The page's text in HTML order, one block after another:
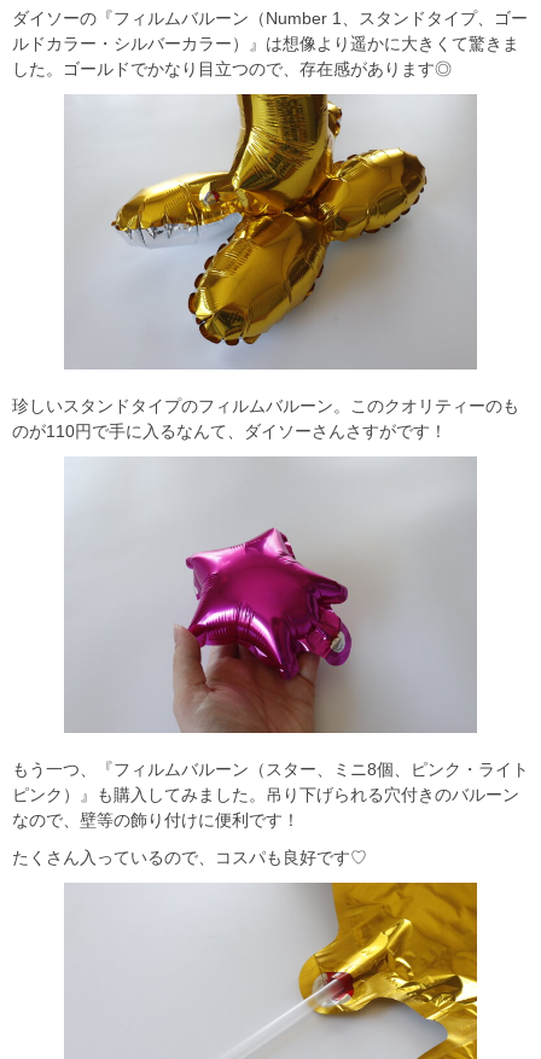
ダイソーの『フィルムバルーン（Number 1、スタンドタイプ、ゴー
ルドカラー・シルバーカラー）』は想像より遥かに大きくて驚きま
した。ゴールドでかなり目立つので、存在感があります◎
珍しいスタンドタイプのフィルムバルーン。このクオリティーのも
のが110円で手に入るなんて、ダイソーさんさすがです！
もう一つ、『フィルムバルーン（スター、ミニ8個、ピンク・ライト
ピンク）』も購入してみました。吊り下げられる穴付きのバルーン
なので、壁等の飾り付けに便利です！
たくさん入っているので、コスパも良好です♡